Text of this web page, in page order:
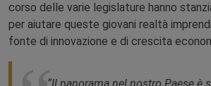
corso delle varie legislature hanno
per aiutare queste giovani realtà
fonte di innovazione e di crescita